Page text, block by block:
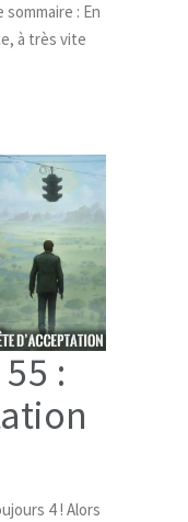
sommaire : En
à très vite
:
4 ! Alors